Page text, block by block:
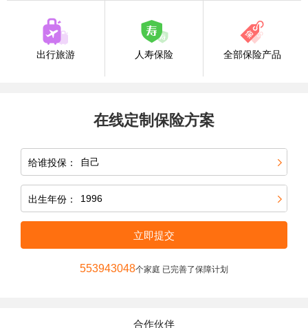
出行旅游 人寿保险 全部保险产品
在线定制保险方案
给谁投保：
出生年份：
立即提交
553943048个家庭 已完善了保障计划
合作伙伴